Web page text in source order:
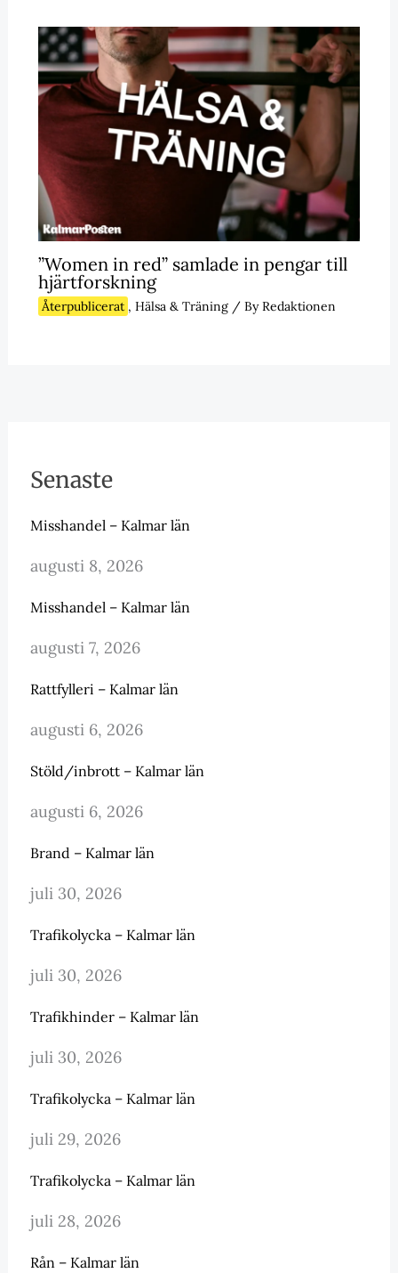
”Women in red” samlade in pengar till
hjärtforskning
Återpublicerat , Hälsa & Träning/ ByRedaktionen
Senaste
Misshandel – Kalmar län
augusti 8, 2026
Misshandel – Kalmar län
augusti 7, 2026
Rattfylleri – Kalmar län
augusti 6, 2026
Stöld/inbrott – Kalmar län
augusti 6, 2026
Brand – Kalmar län
juli 30, 2026
Trafikolycka – Kalmar län
juli 30, 2026
Trafikhinder – Kalmar län
juli 30, 2026
Trafikolycka – Kalmar län
juli 29, 2026
Trafikolycka – Kalmar län
juli 28, 2026
Rån – Kalmar län